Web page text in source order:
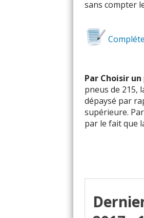
sans compter
Par Choisir un
pneus de 215,
dépaysé par
supérieure.
par le fait que